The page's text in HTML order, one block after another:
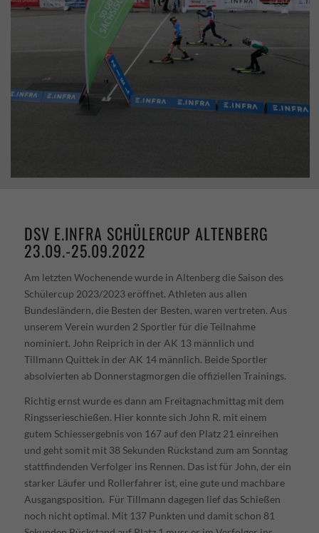
DSV E.INFRA SCHÜLERCUP ALTENBERG
23.09.-25.09.2022
Am letzten Wochenende wurde in Altenberg die Saison des
Schülercup 2023/2023 eröffnet. Athleten aus allen
Bundesländern, die Besten der Besten, waren vertreten. Aus
unserem Verein wurden 2 Sportler für die Teilnahme
nominiert. John Reiprich in der AK 13 männlich und
Tillmann Quittek in der AK 14 männlich. Beide Sportler
absolvierten ab Donnerstagmorgen die offiziellen Trainings.
Richtig ernst wurde es dann am Freitagnachmittag mit dem
Ringsserieschießen. Hier konnte sich John R. mit einem
gutem Schiessergebnis von 167 auf den Platz 21 einreihen
und geht somit mit 38 Sekunden Rückstand zum am Sonntag
stattfindenden Verfolger ins Rennen. Das ist für John, der ein
starker Läufer und Rollerfahrer ist, eine gute und machbare
Ausgangsposition. Für Tillmann dagegen lief das Schießen
noch nicht optimal. Mit 137 Punkten und damit schon 81
Website. Einige von ihnen sind essenziell, während andere uns
helfen, diese Website und Ihre Erfahrung zu verbessern.
Personenbezogene Daten können verarbeitet werden (z. B. IP-
Adressen), z. B. für personalisierte Anzeigen und Inhalte oder
Anzeigen- und Inhaltsmessung.
Weitere Informationen über die
Verwendung Ihrer Daten finden Sie in unserer
Datenschutzerklärung.
Hier finden Sie eine Übersicht über alle verwendeten Cookies. Sie
Datenschutzeinstellungen
Essenziell (1)
Essenzielle Cookies ermöglichen grundlegende Funktionen und sind für die
Cookie-Informationen anzeigen
Externe Medien (4)
Inhalte von Videoplattformen und Social-Media-Plattformen werden
standardmäßig blockiert. Wenn Cookies von externen Medien akzeptiert
werden, bedarf der Zugriff auf diese Inhalte keiner manuellen Einwilligung
mehr.
Cookie-Informationen anzeigen
powered by Borlabs Cookie Datenschutzerklärung